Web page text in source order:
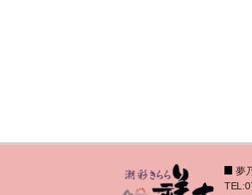
夢